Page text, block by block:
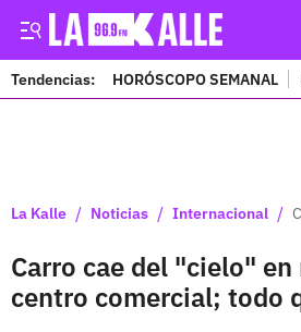
Tendencias: HORÓSCOPO SEMANAL
La Kalle / Noticias / Internacional /
Carro cae del "cielo"
centro comercial; todo